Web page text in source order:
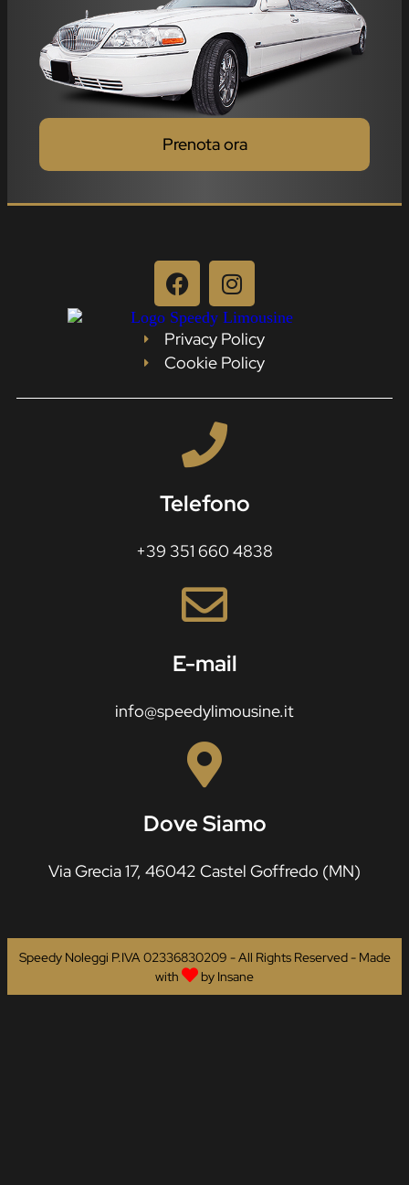
Prenota ora
Privacy Policy
Cookie Policy
Telefono
+39 351 660 4838
E-mail
info@speedylimousine.it
Dove Siamo
Via Grecia 17, 46042 Castel Goffredo (MN)
Speedy Noleggi P.IVA 02336830209 - All Rights Reserved - Made
with
by Insane